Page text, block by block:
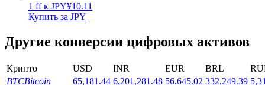
Launchpool
Гибкая ставка для заработка популярных токенов
1 ff к JPY¥10.11
Купить за JPY
Другие конверсии цифровых активов
Крипто USD INR EUR BRL
BTCBitcoin 65,181.44 6,201,281.48 56,645.02 332,249.39